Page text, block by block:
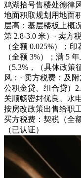
鸡湖拾号售楼处德律
地面积取规划用地面
层高：基层楼板上概
第 2.8-3.0 米）· 卖方
（全额 0.025%）；
（全额 3%）；满 5
（5.3%，（具体政
风：· 卖方税费：及
公积金贷、组合贷）
关顺畅密封优良、水
按房改政策出售给职
买方税费：契税（全
（已认证）